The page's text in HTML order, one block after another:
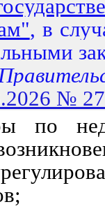
, в
№
по